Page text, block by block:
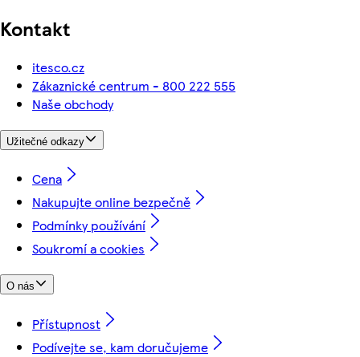
Kontakt
itesco.cz
Zákaznické centrum - 800 222 555
Naše obchody
Užitečné odkazy
Cena
Nakupujte online bezpečně
Podmínky používání
Soukromí a cookies
O nás
Přístupnost
Podívejte se, kam doručujeme